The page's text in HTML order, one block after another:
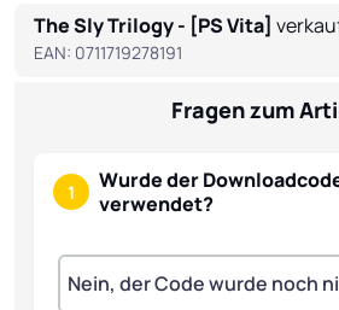
The Sly Trilogy - [PS Vita]
EAN: 0711719278191
Fragen zum
1
Wurde der
verwendet?